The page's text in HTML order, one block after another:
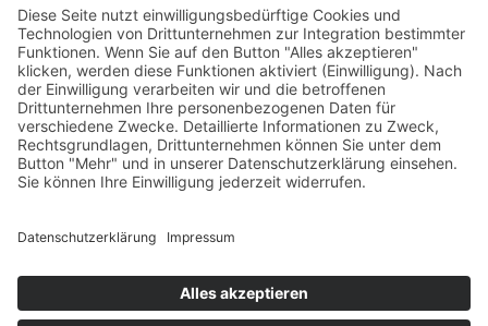
Goldstraße 41
97274 Leinach
09364.8080-20
info@ff-oberleinach.de
Kontakt
Login
Mobile Menu Toggle
Startseite